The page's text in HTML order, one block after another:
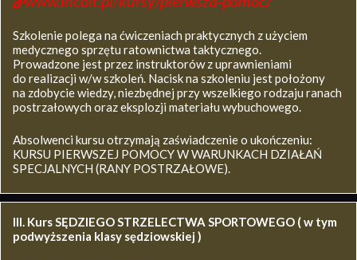
Szkolenie polega na ćwiczeniach praktycznych z użyciem
medycznego sprzętu ratownictwa taktycznego.
Prowadzone jest przez instruktorów z uprawnieniami
do realizacji w/w szkoleń. Nacisk na szkoleniu jest położony
na zdobycie wiedzy, niezbędnej przy wszelkiego rodzaju ranach
postrzałowych oraz eksplozji materiału wybuchowego.
Absolwenci kursu otrzymają zaświadczenie o ukończeniu:
KURSU PIERWSZEJ POMOCY W WARUNKACH DZIAŁAŃ
SPECJALNYCH (RANY POSTRZAŁOWE).
III. Kurs SĘDZIEGO STRZELECTWA SPORTOWEGO ( w tym
podwyższenia klasy sędziowskiej )